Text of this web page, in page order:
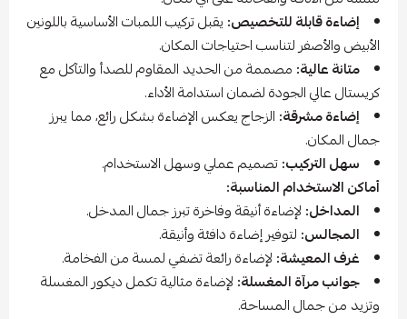
إضاءة قابلة للتخصيص: يقبل تركيب اللمبات الأساسية باللونين
الأبيض والأصفر لتناسب احتياجات المكان.
متانة عالية: مصممة من الحديد المقاوم للصدأ والتآكل مع
كريستال عالي الجودة لضمان استدامة الأداء.
إضاءة مشرقة: الزجاج يعكس الإضاءة بشكل رائع، مما يبرز
جمال المكان.
سهل التركيب:تصميم عملي وسهل الاستخدام.
أماكن الاستخدام المناسبة:
المداخل: لإضاءة أنيقة وفاخرة تبرز جمال المدخل.
المجالس: لتوفير إضاءة دافئة وأنيقة.
غرف المعيشة: لإضاءة رائعة تضفي لمسة من الفخامة.
جوانب مرآة المغسلة: لإضاءة مثالية تكمل ديكور المغسلة
وتزيد من جمال المساحة.